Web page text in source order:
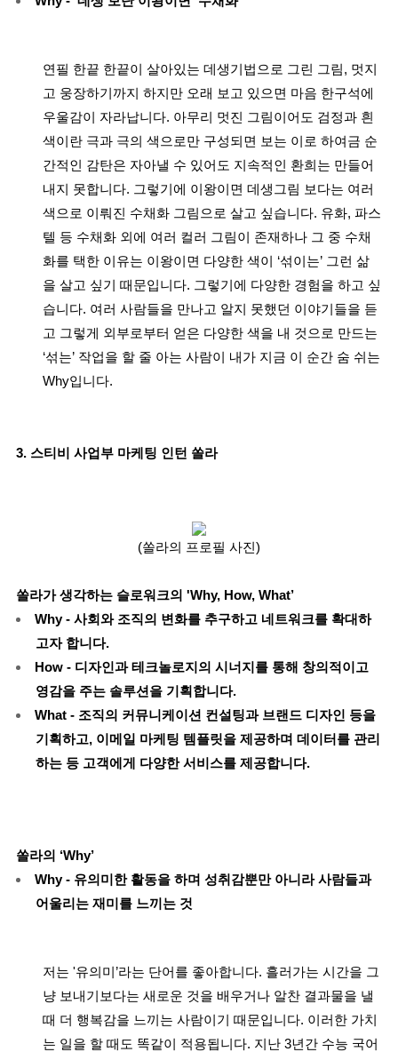
연필 한끝 한끝이 살아있는 데생기법으로 그린 그림, 멋지
고 웅장하기까지 하지만 오래 보고 있으면 마음 한구석에
우울감이 자라납니다. 아무리 멋진 그림이어도 검정과 흰
색이란 극과 극의 색으로만 구성되면 보는 이로 하여금 순
간적인 감탄은 자아낼 수 있어도 지속적인 환희는 만들어
내지 못합니다. 그렇기에 이왕이면 데생그림 보다는 여러
색으로 이뤄진 수채화 그림으로 살고 싶습니다. 유화, 파스
텔 등 수채화 외에 여러 컬러 그림이 존재하나 그 중 수채
화를 택한 이유는 이왕이면 다양한 색이 ‘섞이는’ 그런 삶
을 살고 싶기 때문입니다. 그렇기에 다양한 경험을 하고 싶
습니다. 여러 사람들을 만나고 알지 못했던 이야기들을 듣
고 그렇게 외부로부터 얻은 다양한 색을 내 것으로 만드는
‘섞는’ 작업을 할 줄 아는 사람이 내가 지금 이 순간 숨 쉬는
Why입니다.
3. 스티비 사업부 마케팅 인턴 쏠라
(쏠라의 프로필 사진)
쏠라가 생각하는 슬로워크의 'Why, How, What’
Why - 사회와 조직의 변화를 추구하고 네트워크를 확대하
고자 합니다.
How - 디자인과 테크놀로지의 시너지를 통해 창의적이고
영감을 주는 솔루션을 기획합니다.
What - 조직의 커뮤니케이션 컨설팅과 브랜드 디자인 등을
기획하고, 이메일 마케팅 템플릿을 제공하며 데이터를 관리
하는 등 고객에게 다양한 서비스를 제공합니다.
쏠라의 ‘Why’
Why - 유의미한 활동을 하며 성취감뿐만 아니라 사람들과
어울리는 재미를 느끼는 것
저는 '유의미’라는 단어를 좋아합니다. 흘러가는 시간을 그
냥 보내기보다는 새로운 것을 배우거나 알찬 결과물을 낼
때 더 행복감을 느끼는 사람이기 때문입니다. 이러한 가치
는 일을 할 때도 똑같이 적용됩니다. 지난 3년간 수능 국어